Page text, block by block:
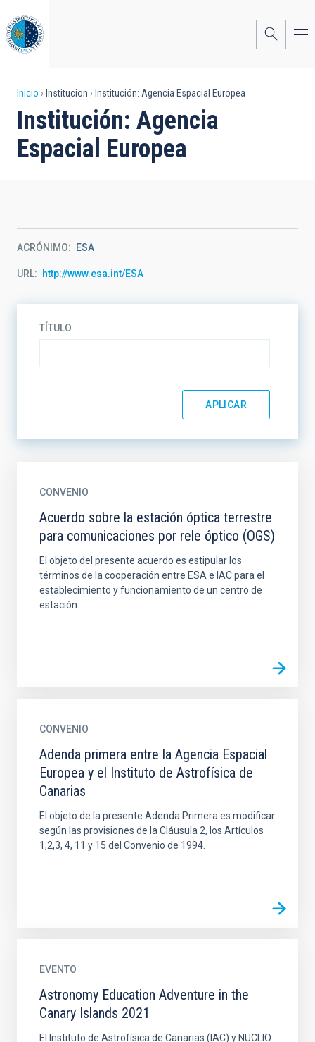
al
contenido
principal
Sobrescribir
enlaces
de
navegación
Inicio Institucion Institución: Agencia Espacial Europea
Institución: Agencia
Espacial Europea
ACRÓNIMO ESA
URL http://www.esa.int/ESA
TÍTULO
CONVENIO
Acuerdo sobre la estación óptica terrestre
para comunicaciones por rele óptico (OGS)
El objeto del presente acuerdo es estipular los
términos de la cooperación entre ESA e IAC para el
establecimiento y funcionamiento de un centro de
estación...
CONVENIO
Adenda primera entre la Agencia Espacial
Europea y el Instituto de Astrofísica de
Canarias
El objeto de la presente Adenda Primera es modificar
según las provisiones de la Cláusula 2, los Artículos
1,2,3, 4, 11 y 15 del Convenio de 1994.
EVENTO
Astronomy Education Adventure in the
Canary Islands 2021
El Instituto de Astrofísica de Canarias (IAC) y NUCLIO